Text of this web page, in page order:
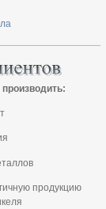
продукцию